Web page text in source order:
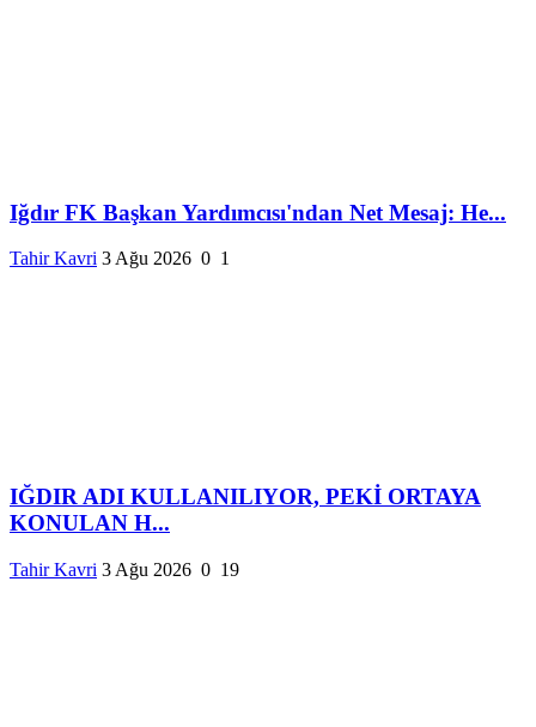
Iğdır FK Başkan Yardımcısı'ndan Net Mesaj: He...
Tahir Kavri 3 Ağu 2026 0 1
IĞDIR ADI KULLANILIYOR, PEKİ ORTAYA
KONULAN H...
Tahir Kavri 3 Ağu 2026 0 19